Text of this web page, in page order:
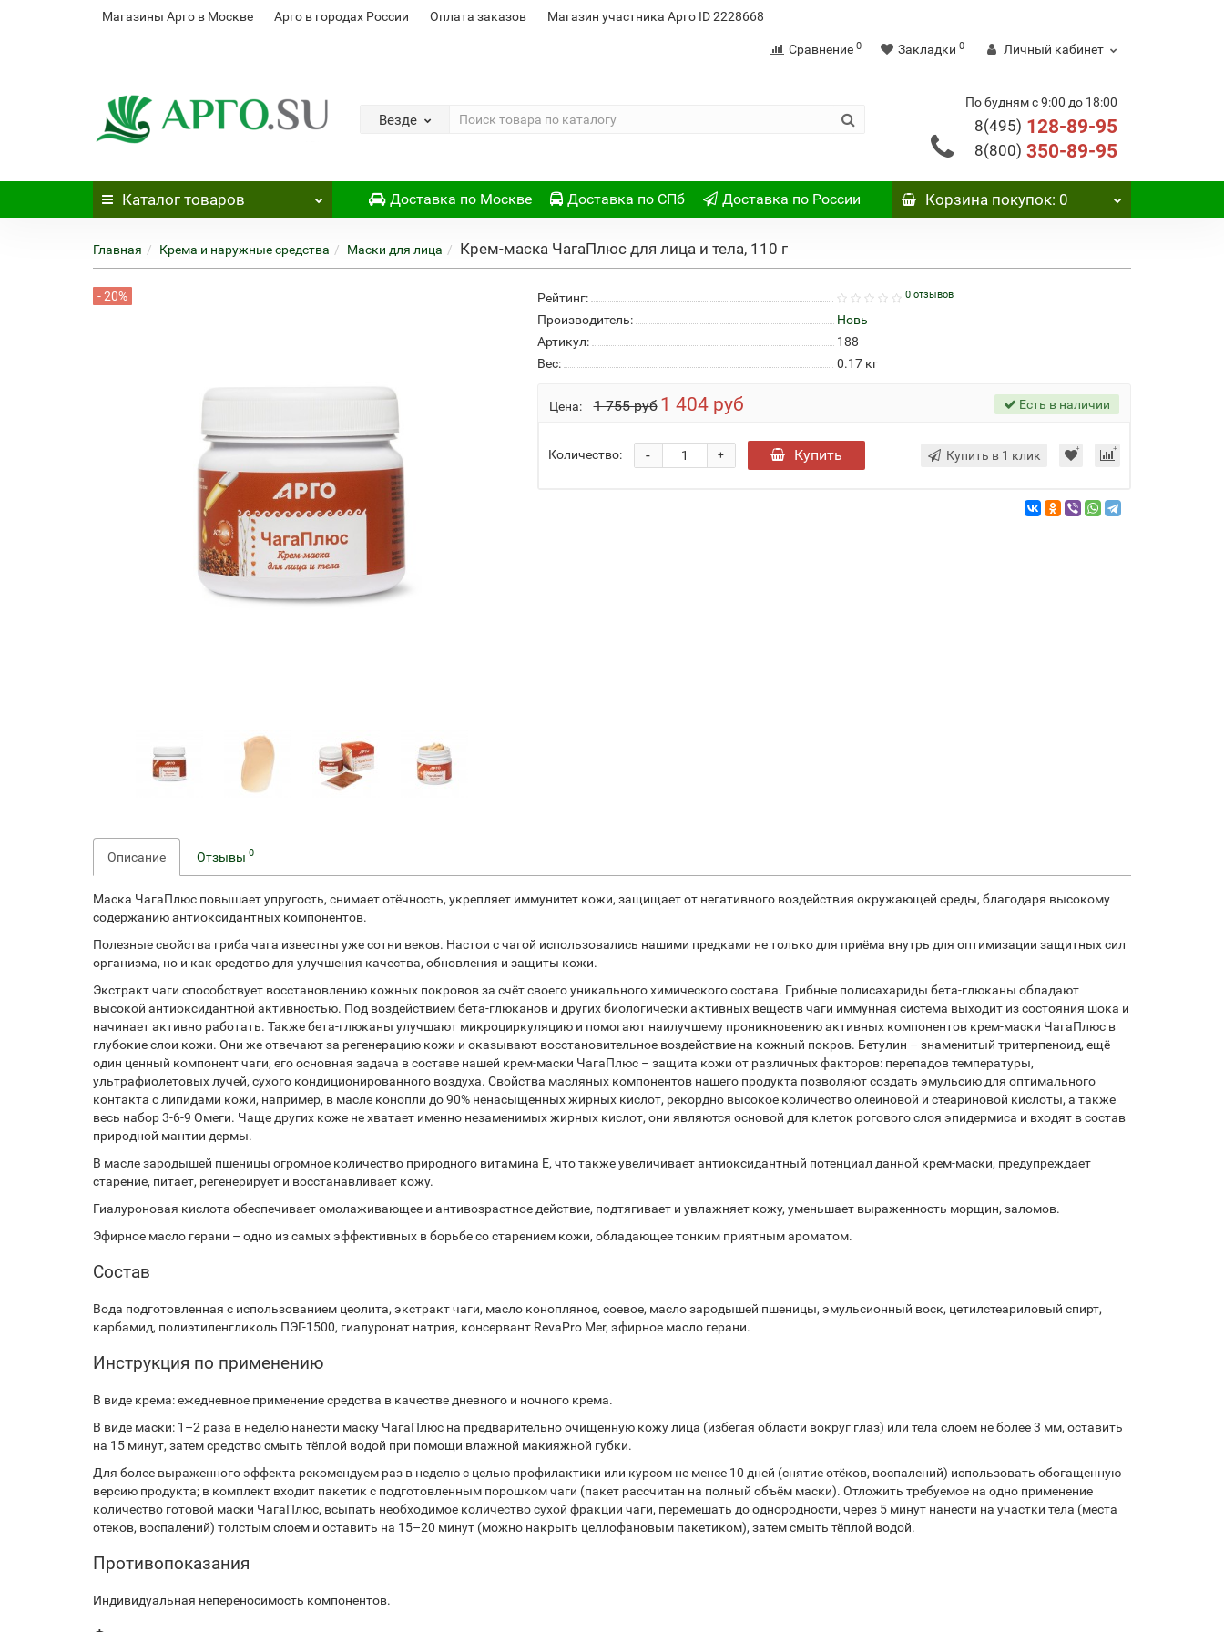
Магазины Арго в Москве Арго в городах России Оплата заказов Магазин участника Арго ID 2228668
Сравнение 0 Закладки 0 Личный кабинет
Везде
По будням с 9:00 до 18:00
8(495) 128-89-95
8(800) 350-89-95
Каталог товаров Доставка по Москве Доставка по СПб Доставка по России Корзинапокупок: 0
Главная Крема и наружные средства Маски для лица Крем-маска ЧагаПлюс для лица и тела, 110 г
- 20% Рейтинг: 0 отзывов
Производитель:
Новь
Артикул:
188
Вес:
0.17кг
Цена: 1 755 руб 1 404 руб Есть в наличии
Количество: +
- Купить Купить в 1 клик
Описание Отзывы 0
Маска ЧагаПлюс повышает упругость, снимает отёчность, укрепляет иммунитет кожи, защищает от негативного воздействия окружающей среды, благодаря высокому
содержанию антиоксидантных компонентов.
Полезные свойства гриба чага известны уже сотни веков. Настои с чагой использовались нашими предками не только для приёма внутрь для оптимизации защитных сил
организма, но и как средство для улучшения качества, обновления и защиты кожи.
Экстракт чаги способствует восстановлению кожных покровов за счёт своего уникального химического состава. Грибные полисахариды бета-глюканы обладают
высокой антиоксидантной активностью. Под воздействием бета-глюканов и других биологически активных веществ чаги иммунная система выходит из состояния шока и
начинает активно работать. Также бета-глюканы улучшают микроциркуляцию и помогают наилучшему проникновению активных компонентов крем-маски ЧагаПлюс в
глубокие слои кожи. Они же отвечают за регенерацию кожи и оказывают восстановительное воздействие на кожный покров. Бетулин – знаменитый тритерпеноид, ещё
один ценный компонент чаги, его основная задача в составе нашей крем-маски ЧагаПлюс – защита кожи от различных факторов: перепадов температуры,
ультрафиолетовых лучей, сухого кондиционированного воздуха. Свойства масляных компонентов нашего продукта позволяют создать эмульсию для оптимального
контакта с липидами кожи, например, в масле конопли до 90% ненасыщенных жирных кислот, рекордно высокое количество олеиновой и стеариновой кислоты, а также
весь набор 3-6-9 Омеги. Чаще других коже не хватает именно незаменимых жирных кислот, они являются основой для клеток рогового слоя эпидермиса и входят в состав
природной мантии дермы.
В масле зародышей пшеницы огромное количество природного витамина Е, что также увеличивает антиоксидантный потенциал данной крем-маски, предупреждает
старение, питает, регенерирует и восстанавливает кожу.
Гиалуроновая кислота обеспечивает омолаживающее и антивозрастное действие, подтягивает и увлажняет кожу, уменьшает выраженность морщин, заломов.
Эфирное масло герани – одно из самых эффективных в борьбе со старением кожи, обладающее тонким приятным ароматом.
Состав
Вода подготовленная с использованием цеолита, экстракт чаги, масло конопляное, соевое, масло зародышей пшеницы, эмульсионный воск, цетилстеариловый спирт,
карбамид, полиэтиленгликоль ПЭГ-1500, гиалуронат натрия, консервант RevaPro Mer, эфирное масло герани.
Инструкция по применению
В виде крема: ежедневное применение средства в качестве дневного и ночного крема.
В виде маски: 1–2 раза в неделю нанести маску ЧагаПлюс на предварительно очищенную кожу лица (избегая области вокруг глаз) или тела слоем не более 3 мм, оставить
на 15 минут, затем средство смыть тёплой водой при помощи влажной макияжной губки.
Для более выраженного эффекта рекомендуем раз в неделю с целью профилактики или курсом не менее 10 дней (снятие отёков, воспалений) использовать обогащенную
версию продукта; в комплект входит пакетик с подготовленным порошком чаги (пакет рассчитан на полный объём маски). Отложить требуемое на одно применение
количество готовой маски ЧагаПлюс, всыпать необходимое количество сухой фракции чаги, перемешать до однородности, через 5 минут нанести на участки тела (места
отеков, воспалений) толстым слоем и оставить на 15–20 минут (можно накрыть целлофановым пакетиком), затем смыть тёплой водой.
Противопоказания
Индивидуальная непереносимость компонентов.